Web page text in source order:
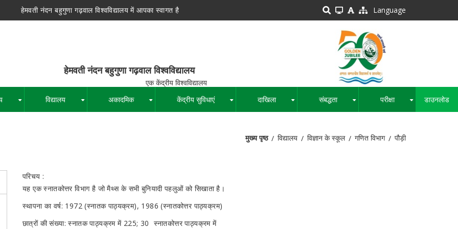
हेमवती नंदन बहुगुणा गढ़वाल विश्वविद्यालय में आपका स्वागत है Language
बहुगुणा गढ़वाल विश्वविद्यालय
विश्वविद्यालय
विद्यालय अकादमिक केंद्रीय सुविधाएं दाखिला संबद्धता परीक्षा डाउनलोड
मुख्य पृष्ठ विद्यालय विज्ञान के स्कूल गणित विभाग पौड़ी
परिचय :
यह एक स्नातकोत्तर विभाग है जो मैथ्स के सभी बुनियादी पहलुओं को सिखाता है।
स्थापना का वर्ष: 1972 (स्नातक पाठ्यक्रम), 1986 (स्नातकोत्तर पाठ्यक्रम)
छात्रों की संख्या: स्नातक पाठ्यक्रम में 225; 30 स्नातकोत्तर पाठ्यक्रम में